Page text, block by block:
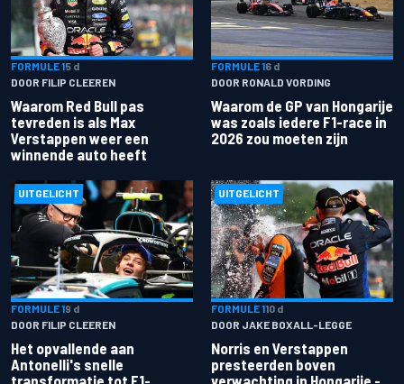
FORMULE 15 d
DOOR FILIP CLEEREN
Waarom Red Bull pas
tevreden is als Max
Verstappen weer een
winnende auto heeft
FORMULE 16 d
DOOR RONALD VORDING
Waarom de GP van Hongarije
was zoals iedere F1-race in
2026 zou moeten zijn
UITGELICHT
FORMULE 19 d
DOOR FILIP CLEEREN
Het opvallende aan
Antonelli's snelle
transformatie tot F1-
UITGELICHT
FORMULE 110 d
DOOR JAKE BOXALL-LEGGE
Norris en Verstappen
presteerden boven
verwachting in Hongarije -